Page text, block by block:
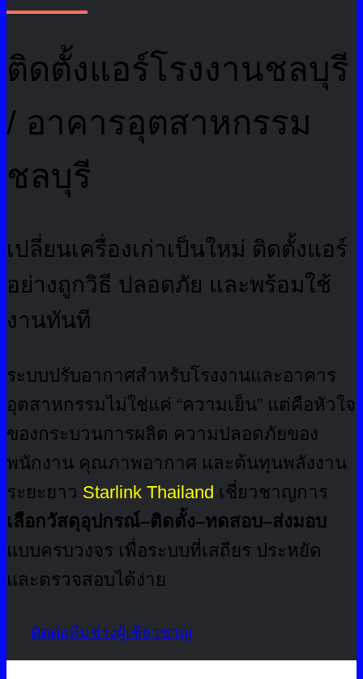
ติดตั้งแอร์โรงงานชลบุรี
/ อาคารอุตสาหกรรม
ชลบุรี
เปลี่ยนเครื่องเก่าเป็นใหม่ ติดตั้งแอร์
อย่างถูกวิธี ปลอดภัย และพร้อมใช้
งานทันที
ระบบปรับอากาศสำหรับโรงงานและอาคาร
อุตสาหกรรมไม่ใช่แค่ “ความเย็น” แต่คือหัวใจ
ของกระบวนการผลิต ความปลอดภัยของ
พนักงาน คุณภาพอากาศ และต้นทุนพลังงาน
ระยะยาว Starlink Thailand เชี่ยวชาญการ
เลือกวัสดุอุปกรณ์–ติดตั้ง–ทดสอบ–ส่งมอบ
แบบครบวงจร เพื่อระบบที่เสถียร ประหยัด
และตรวจสอบได้ง่าย
ติดต่อทีมช่างผู้เชี่ยวชาญ